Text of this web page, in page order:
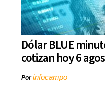
Dólar BLUE
cotizan hoy 6
Porinfocampo